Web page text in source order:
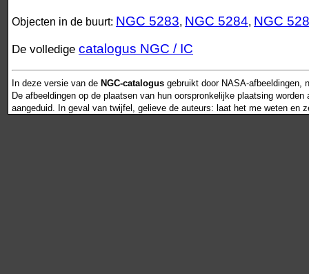
Objecten in de buurt: NGC 5283, NGC 5284, NGC
De volledige catalogus NGC / IC
In deze versie van de NGC-catalogus gebruikt door NASA-afbeeldingen,
De afbeeldingen op de plaatsen van hun oorspronkelijke plaatsing
aangeduid. In geval van twijfel, gelieve de auteurs: laat het me weten en